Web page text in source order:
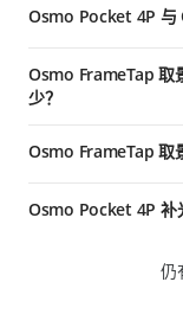
6× 至 12×：约 3 米
运动延时：4K/
摄时长最长可设为无
轨迹延时：4K/3K/
大动态范围可达 17
先四个选项。
2. 展示模式：专为物
3. 锁定主角追焦：轻
电影、复古。
启用胶片影调后，不
至胶片影调模式后，
Osmo Pocket 4P 与
级，主要包括：
广角镜头搭载全新一
外、逆光人像），
或欠曝。同时，支持
，为后期调色
Osmo FrameTap 取
少？
围控制在 10 米以内
Osmo FrameTap 取
左侧回放图标：点
Osmo Pocket 4P 补
亮度：低 / 中 / 高分
仍